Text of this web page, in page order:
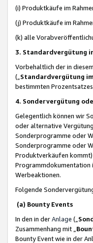
(i) Produktkäufe im
(j) Produktkäufe im
(k) alle
3. Standardvergütung
Vorbehaltlich der in
(„ Standardvergütung
bestimmten
4. Sondervergütung
Gelegentlich können wir
oder alternative Vergütung
Sonderprogramme oder
Sonderprogramme oder
Produktverkäufen kommt)
Programmdokumentation
Werbeaktionen.
Folgende
(a) Bounty Events
In den in derAnlage („
Zusammenhang mit „
Bounty Event wie in der